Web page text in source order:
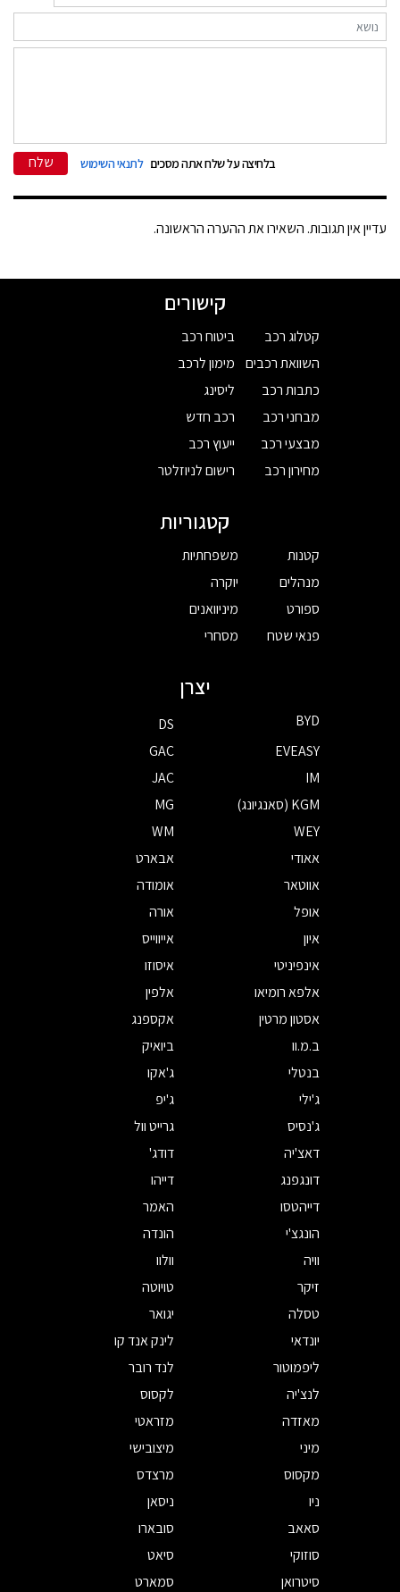
בלחיצה על שלח אתה מסכים לתנאי השימוש שלח
עדיין אין תגובות. השאירו את ההערה הראשונה.
קישורים
קטלוג רכב
השוואת רכבים
כתבות רכב
מבחני רכב
מבצעי רכב
מחירון רכב
ביטוח רכב
מימון לרכב
ליסינג
רכב חדש
ייעוץ רכב
רישום לניוזלטר
קטגוריות
קטנות
מנהלים
ספורט
פנאי שטח
משפחתיות
יוקרה
מיניוואנים
מסחרי
יצרן
BYD
DS
EVEASY
GAC
IM
JAC
KGM (סאנגיונג)
MG
WEY
WM
אאודי
אבארט
אווטאר
אומודה
אופל
אורה
איון
אייווייס
אינפיניטי
איסוזו
אלפא רומיאו
אלפין
אסטון מרטין
אקספנג
ב.מ.וו
ביואיק
בנטלי
ג'אקו
ג'ילי
ג'יפ
ג'נסיס
גרייט וול
דאצ'יה
דודג'
דונגפנג
דייהו
דייהטסו
האמר
הונגצ'י
הונדה
וויה
וולוו
זיקר
טויוטה
טסלה
יגואר
יונדאי
לינק אנד קו
ליפמוטור
לנד רובר
לנצ'יה
לקסוס
מאזדה
מזראטי
מיני
מיצובישי
מקסוס
מרצדס
ניו
ניסאן
סאאב
סובארו
סוזוקי
סיאט
סיטרואן
סמארט